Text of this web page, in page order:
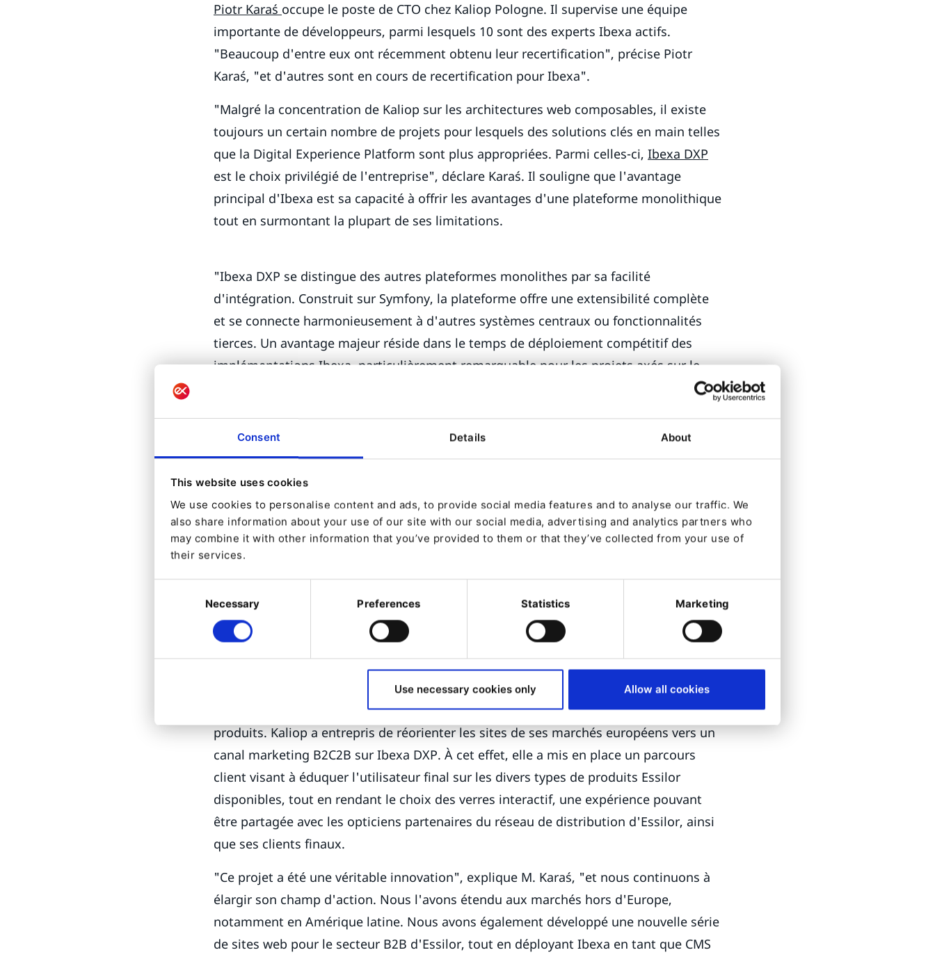
Consent Details About
This website uses cookies
We use cookies to personalise content and ads, to provide social media features and to analyse our traffic. We
also share information about your use of our site with our social media, advertising and analytics partners who
may combine it with other information that you’ve provided to them or that they’ve collected from your use of
their services.
Necessary Preferences Statistics Marketing
Use necessary cookies only Allow all cookies
Piotr Karaś occupe le poste de CTO chez Kaliop Pologne. Il supervise une équipe
importante de développeurs, parmi lesquels 10 sont des experts Ibexa actifs.
"Beaucoup d'entre eux ont récemment obtenu leur recertification", précise Piotr
Karaś, "et d'autres sont en cours de recertification pour Ibexa".
"Malgré la concentration de Kaliop sur les architectures web composables, il existe
toujours un certain nombre de projets pour lesquels des solutions clés en main telles
que la Digital Experience Platform sont plus appropriées. Parmi celles-ci, Ibexa DXP
est le choix privilégié de l'entreprise", déclare Karaś. Il souligne que l'avantage
principal d'Ibexa est sa capacité à offrir les avantages d'une plateforme monolithique
tout en surmontant la plupart de ses limitations.
"Ibexa DXP se distingue des autres plateformes monolithes par sa facilité
d'intégration. Construit sur Symfony, la plateforme offre une extensibilité complète
et se connecte harmonieusement à d'autres systèmes centraux ou fonctionnalités
tierces. Un avantage majeur réside dans le temps de déploiement compétitif des
implémentations Ibexa, particulièrement remarquable pour les projets axés sur le
"Le modèle de contenu d'Ibexa est remarquable", affirme Piotr Karaś. "Quand je
parle de contenu, je fais référence à la structure arborescente, aux traductions, aux
approfondie sur ce modèle et nous sommes capables de le mettre en valeur pour nos
clients, en leur fournissant des architectures de contenu extrêmement bien
organisées, sécurisées, intuitives, faciles à maintenir et durables."
l'audit, la fiscalité et le conseil, ainsi que de projets originaires de France, le pays
d'origine du groupe. Parmi ceux-ci, le projet le plus important est celui du fabricant
françaisEssilor.
Malgré son statut de premier producteur mondial de verres ophtalmiques, Essilor
n'est pas forcément un nom familier pour les millions de personnes qui utilisent ses
produits. Kaliop a entrepris de réorienter les sites de ses marchés européens vers un
canal marketing B2C2B sur Ibexa DXP. À cet effet, elle a mis en place un parcours
client visant à éduquer l'utilisateur final sur les divers types de produits Essilor
disponibles, tout en rendant le choix des verres interactif, une expérience pouvant
être partagée avec les opticiens partenaires du réseau de distribution d'Essilor, ainsi
que ses clients finaux.
"Ce projet a été une véritable innovation", explique M. Karaś, "et nous continuons à
élargir son champ d'action. Nous l'avons étendu aux marchés hors d'Europe,
notamment en Amérique latine. Nous avons également développé une nouvelle série
de sites web pour le secteur B2B d'Essilor, tout en déployant Ibexa en tant que CMS